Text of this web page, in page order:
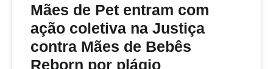
Mães de Pet entram com
ação coletiva na Justiça
contra Mães de Bebês
Reborn por plágio